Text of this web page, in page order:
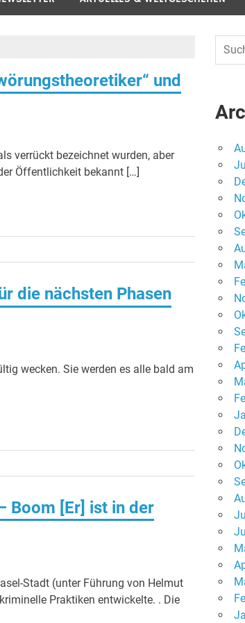
und
verrückt bezeichnet wurden, aber
Öffentlichkeit bekannt […]
die nächsten Phasen
wecken. Sie werden es alle bald am
Boom [Er] ist in der
Stadt (unter Führung von Helmut
Praktiken entwickelte. . Die